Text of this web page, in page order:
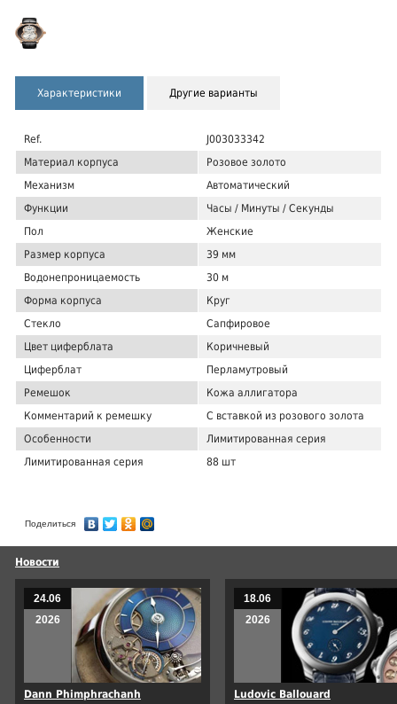
Характеристики Другие варианты
Ref.
J003033342
Материал корпуса
Розовое золото
Механизм
Автоматический
Функции
Часы / Минуты / Секунды
Пол
Женские
Размер корпуса
39 мм
Водонепроницаемость
30 м
Форма корпуса
Круг
Стекло
Сапфировое
Цвет циферблата
Коричневый
Циферблат
Перламутровый
Ремешок
Кожа аллигатора
Комментарий к ремешку
С вставкой из розового золота
Особенности
Лимитированная серия
Лимитированная серия
88 шт
Поделиться
Новости
24.06
2026
Dann Phimphrachanh
18.06
2026
Ludovic Ballouard